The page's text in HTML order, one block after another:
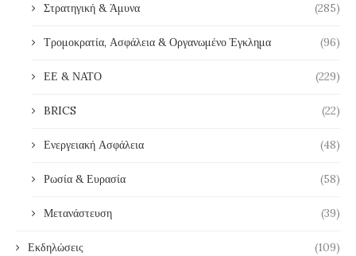
Στρατηγική & Άμυνα (285)
Τρομοκρατία, Ασφάλεια & Οργανωμένο Έγκλημα (96)
ΕΕ & ΝΑΤΟ (229)
BRICS (22)
Ενεργειακή Ασφάλεια (48)
Ρωσία & Ευρασία (58)
Μετανάστευση (39)
Εκδηλώσεις (109)